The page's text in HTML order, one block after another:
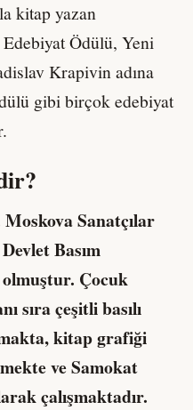
kitap yazan
Ödülü, Yeni
Krapivin adına
gibi birçok edebiyat
Sanatçılar
Basım
Çocuk
sıra çeşitli basılı
kitap grafiği
ve Samokat
çalışmaktadır.